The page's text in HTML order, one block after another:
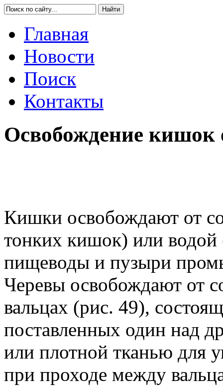
Главная
Новости
Поиск
Контакты
Освобождение кишок
Кишки освобождают от
тонких кишок) или
пищеводы и пузыри
Черевы освобождают от
вальцах (рис. 49),
поставленных один над
или плотной тканью для
при проходе между